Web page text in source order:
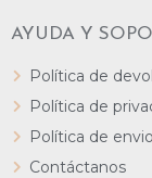
AYUDA Y
Política de
Política de
Política de
Contáctanos